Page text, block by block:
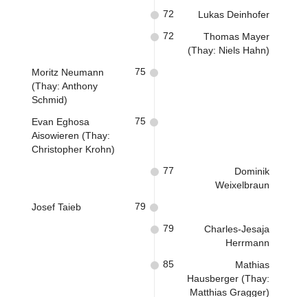
Lukas Deinhofer
72
Thomas Mayer
(Thay: Niels Hahn)
72
Moritz Neumann
(Thay: Anthony
Schmid)
75
Evan Eghosa
Aisowieren (Thay:
Christopher Krohn)
75
Dominik
Weixelbraun
77
Josef Taieb 79
Charles-Jesaja
Herrmann
79
Mathias
Hausberger (Thay:
Matthias Gragger)
85